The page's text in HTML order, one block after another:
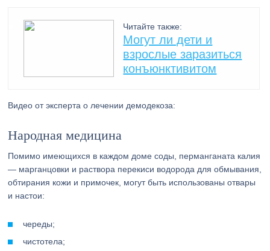
Читайте также:
Могут ли дети и
взрослые заразиться
конъюнктивитом
Видео от эксперта о лечении демодекоза:
Народная медицина
Помимо имеющихся в каждом доме соды, перманганата калия
— марганцовки и раствора перекиси водорода для обмывания,
обтирания кожи и примочек, могут быть использованы отвары
и настои:
череды;
чистотела;